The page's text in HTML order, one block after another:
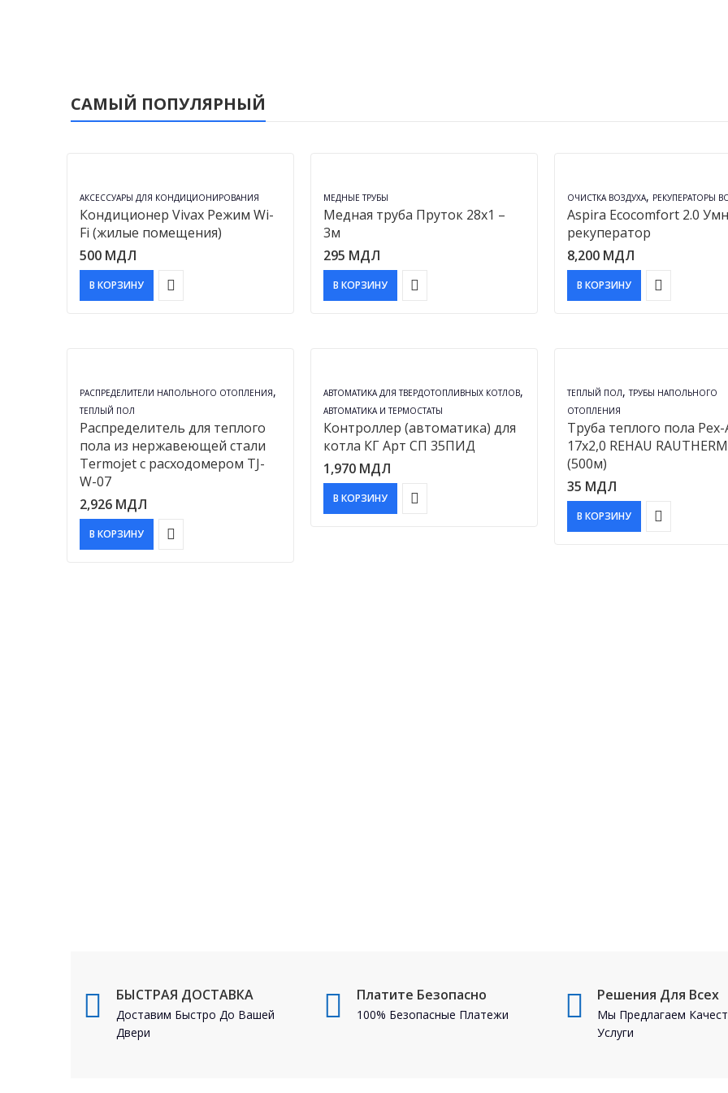
САМЫЙ ПОПУЛЯРНЫЙ
АКСЕССУАРЫ ДЛЯ КОНДИЦИОНИРОВАНИЯ
Кондиционер Vivax Режим Wi-
Fi (жилые помещения)
500 МДЛ
В КОРЗИНУ
МЕДНЫЕ ТРУБЫ
Медная труба Пруток 28х1 –
3м
295 МДЛ
В КОРЗИНУ
ОЧИСТКА ВОЗДУХА, РЕКУПЕРАТОРЫ
Aspira Ecocomfort 2.0
рекуператор
8,200 МДЛ
В КОРЗИНУ
РАСПРЕДЕЛИТЕЛИ НАПОЛЬНОГО ОТОПЛЕНИЯ,
TЕПЛЫЙ ПОЛ
Распределитель для теплого
пола из нержавеющей стали
Termojet с расходомером TJ-
W-07
2,926 МДЛ
В КОРЗИНУ
АВТОМАТИКА ДЛЯ ТВЕРДОТОПЛИВНЫХ КОТЛОВ,
АВТОМАТИКА И ТЕРМОСТАТЫ
Контроллер (автоматика) для
котла КГ Арт СП 35ПИД
1,970 МДЛ
В КОРЗИНУ
TЕПЛЫЙ ПОЛ,ТРУБЫ НАПОЛЬНОГО
ОТОПЛЕНИЯ
Труба теплого пола Pex-
17х2,0 REHAU RAUTHERM
(500м)
35 МДЛ
В КОРЗИНУ
БЫСТРАЯ ДОСТАВКА
Доставим Быстро До Вашей
Двери
Платите Безопасно
100% Безопасные Платежи
Решения Для Всех
Мы Предлагаем
Услуги